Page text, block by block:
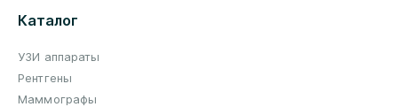
Каталог
УЗИ аппараты
Рентгены
Маммографы